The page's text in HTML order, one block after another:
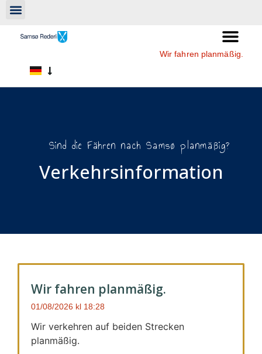
Wir fahren planmäßig.
Sind die Fähren nach Samsø planmäßig?
Verkehrsinformation​
Wir fahren planmäßig.
01/08/2026 18:28
Wir verkehren auf beiden Strecken
planmäßig.